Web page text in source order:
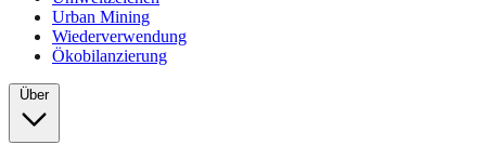
Urban Mining
Wiederverwendung
Ökobilanzierung
Über